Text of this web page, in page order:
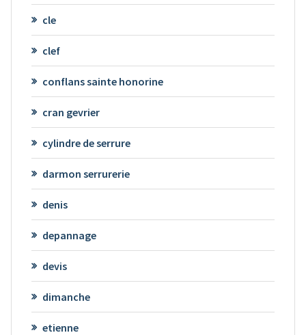
cle
clef
conflans sainte honorine
cran gevrier
cylindre de serrure
darmon serrurerie
denis
depannage
devis
dimanche
etienne